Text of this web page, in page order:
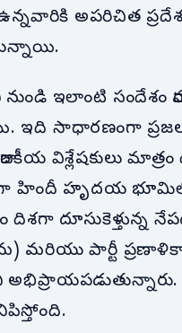
అపరిచిత
ఇలాంటి సందేశం
సాధారణంగా
విశ్లేషకులు
హిందీ హృదయ
దిశగా దూసుకెళ్తున్న
మరియు పార్టీ